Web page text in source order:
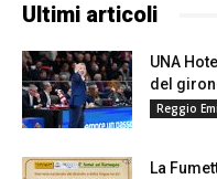
Ultimi articoli
UNA
del
Reggio
La